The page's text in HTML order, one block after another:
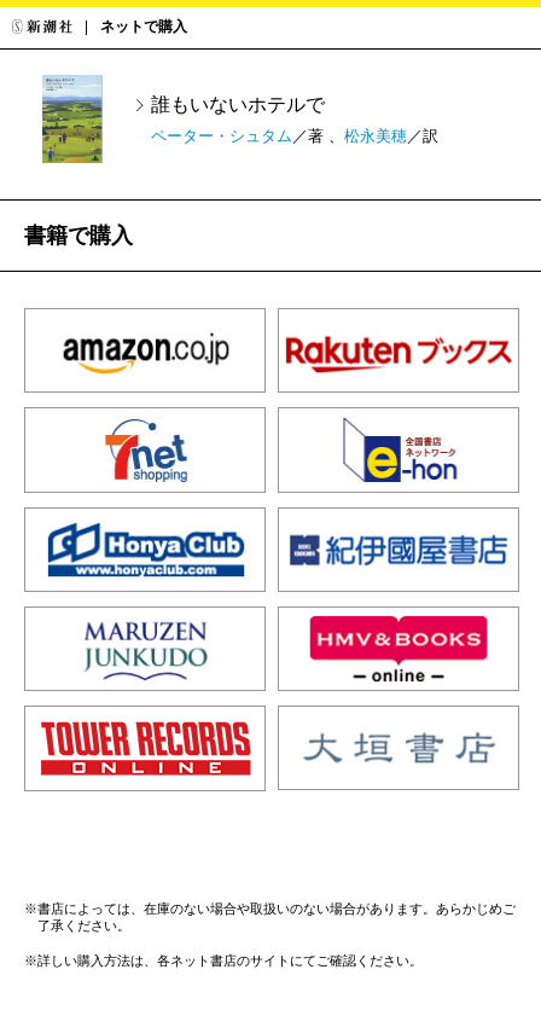
ネットで購入
誰もいないホテルで
ペーター・シュタム ／著 、 松永美穂 ／訳
書籍で購入
※書店によっては、在庫のない場合や取扱いのない場合があります。あらかじめご
了承ください。
※詳しい購入方法は、各ネット書店のサイトにてご確認ください。